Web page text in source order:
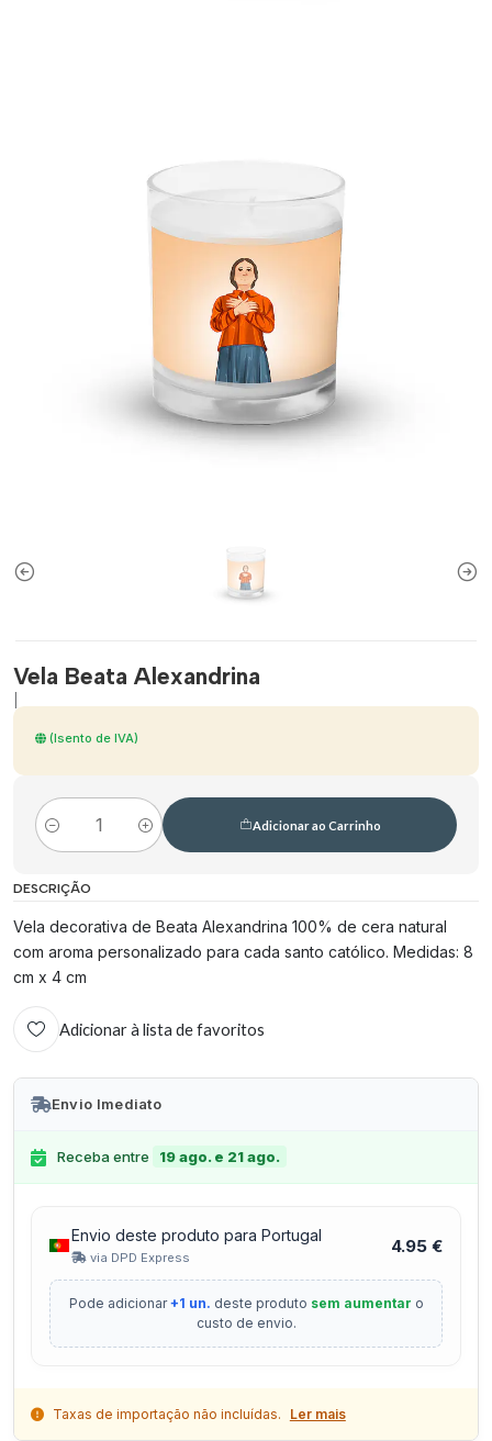
Vela Beata Alexandrina
(Isento de IVA)
Quantidade
Adicionar ao Carrinho
DESCRIÇÃO
Vela decorativa de Beata Alexandrina 100% de cera natural
com aroma personalizado para cada santo católico. Medidas: 8
cm x 4 cm
Adicionar à lista de favoritos
Envio Imediato
Receba entre 19 ago. e 21 ago.
Envio deste produto para Portugal
via DPD Express
4.95 €
Pode adicionar+1 un. deste produto sem aumentar o
custo de envio.
Taxas de importação não incluídas. Ler mais